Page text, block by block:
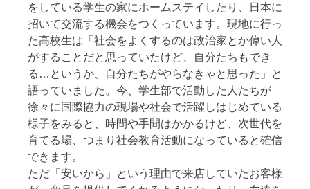
をしている学生の家にホームステイしたり、日本に
招いて交流する機会をつくっています。現地に行っ
た高校生は「社会をよくするのは政治家とか偉い人
がすることだと思っていたけど、自分たちもでき
る…というか、自分たちがやらなきゃと思った」と
語っていました。今、学生部で活動した人たちが
徐々に国際協力の現場や社会で活躍しはじめている
様子をみると、時間や手間はかかるけど、次世代を
育てる場、つまり社会教育活動になっていると確信
できます。
ただ「安いから」という理由で来店していたお客様